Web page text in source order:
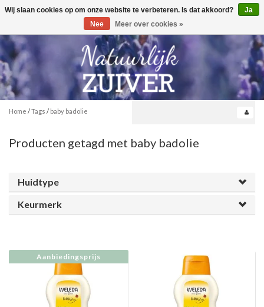
Toggle
0
Home /Tags / baby badolie
Producten getagd met baby badolie
Huidtype
Keurmerk
Aanbiedingsprijs
Wij slaan cookies op om onze website te verbeteren. Is dat akkoord?
Ja
Nee
Meer over cookies »